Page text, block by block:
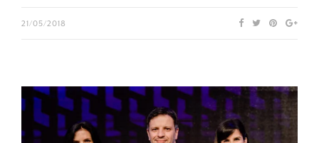
21/05/2018